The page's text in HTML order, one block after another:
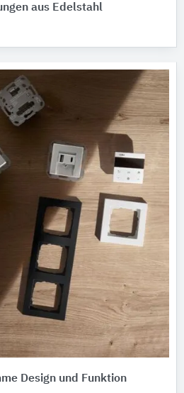
aus Edelstahl
Design und Funktion